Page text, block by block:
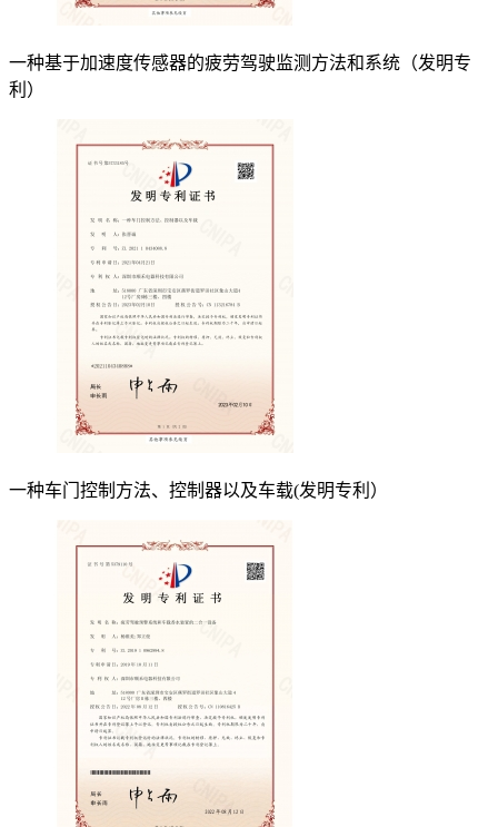
一种基于加速度传感器的疲劳驾驶监测方法和系统（发明专
利）
一种车门控制方法、控制器以及车载(发明专利）